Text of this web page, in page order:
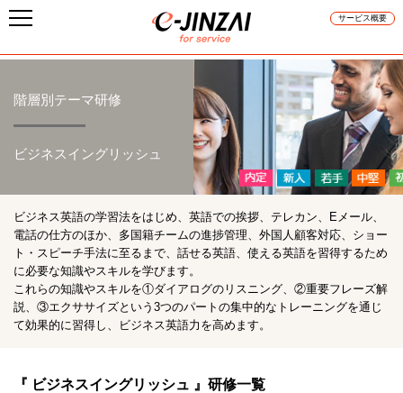
サービス概要
階層別テーマ研修
ビジネスイングリッシュ
ビジネス英語の学習法をはじめ、英語での挨拶、テレカン、Eメール、
電話の仕方のほか、多国籍チームの進捗管理、外国人顧客対応、ショー
ト・スピーチ手法に至るまで、話せる英語、使える英語を習得するため
に必要な知識やスキルを学びます。
これらの知識やスキルを①ダイアログのリスニング、②重要フレーズ解
説、③エクササイズという3つのパートの集中的なトレーニングを通じ
て効果的に習得し、ビジネス英語力を高めます。
『 ビジネスイングリッシュ 』研修一覧